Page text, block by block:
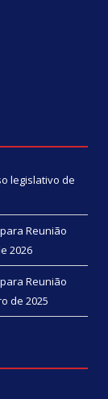
legislativo de
Reunião
2026
Reunião
de 2025